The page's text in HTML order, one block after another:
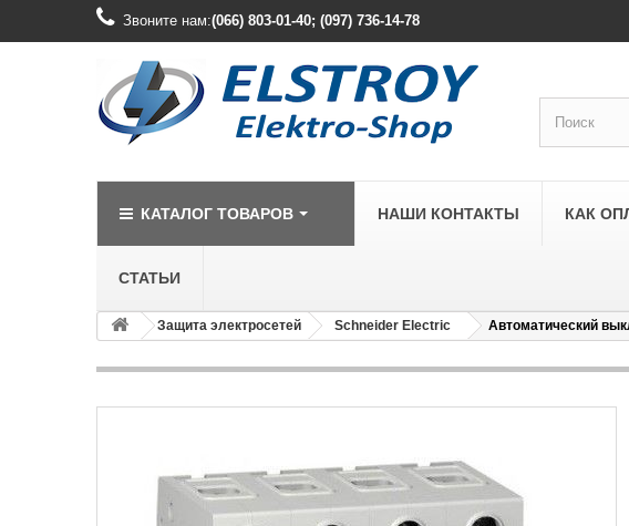
Звоните нам:(066) 803-01-40; (097) 736-14-78
КАТАЛОГ ТОВАРОВ
LEGRAND
Legrand Forix
Legrand SUNO
НАШИ КОНТАКТЫ КАК
СТАТЬИ
Защита электросетей Schneider Electric Автоматический